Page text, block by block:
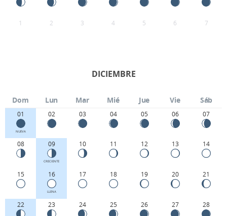
1 2 3 4 5 6 7
DICIEMBRE
Dom Lun Mar Mié Jue Vie Sáb
01
NUEVA
02 03 04 05 06 07
08 09
CRECIENTE
10 11 12 13 14
15 16
LLENA
17 18 19 20 21
22 23 24 25 26 27 28